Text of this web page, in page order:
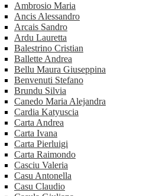
Ambrosio Maria
Ancis Alessandro
Arcais Sandro
Ardu Lauretta
Balestrino Cristian
Ballette Andrea
Bellu Maura Giuseppina
Benvenuti Stefano
Brundu Silvia
Canedo Maria Alejandra
Cardia Katyuscia
Carta Andrea
Carta Ivana
Carta Pierluigi
Carta Raimondo
Casciu Valeria
Casu Antonella
Casu Claudio